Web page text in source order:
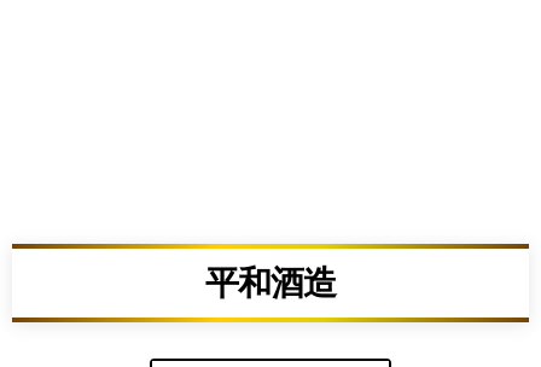
平和酒造